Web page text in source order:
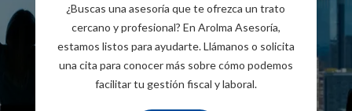
¿Buscas una asesoría que te ofrezca un trato
cercano y profesional? En Arolma Asesoría,
estamos listos para ayudarte. Llámanos o solicita
una cita para conocer más sobre cómo podemos
facilitar tu gestión fiscal y laboral.